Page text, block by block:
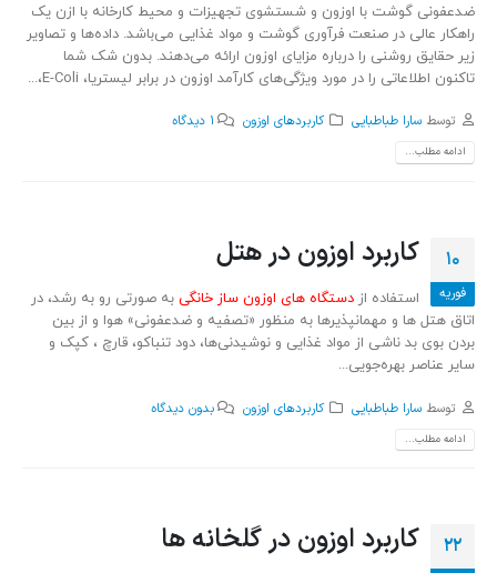
ضدعفونی گوشت با اوزون و شستشوی تجهیزات و محیط کارخانه با ازن یک
راهکار عالی در صنعت فرآوری گوشت و مواد غذایی می‌باشد. داده‌ها و تصاویر
زیر حقایق روشنی را درباره مزایای اوزون ارائه می‌دهند. بدون شک شما
تاکنون اطلاعاتی را در مورد ویژگی‌های کارآمد اوزون در برابر لیستریا، E-Coli،...
توسط سارا طباطبایی کاربردهای اوزون 1 دیدگاه
ادامه مطلب...
10
فوریه
کاربرد اوزون در هتل
استفاده از دستگاه های اوزون ساز خانگی به صورتی رو به رشد، در
اتاق‌ هتل ‌ها و مهمانپذیرها به منظور «تصفیه و ضدعفونی» هوا و از بین
بردن بوی بد ناشی از مواد غذایی و نوشیدنی‌ها، دود تنباکو، قارچ ، کپک و
سایر عناصر بهره‌جویی...
توسط سارا طباطبایی کاربردهای اوزون بدون دیدگاه
ادامه مطلب...
22 کاربرد اوزون در گلخانه ها